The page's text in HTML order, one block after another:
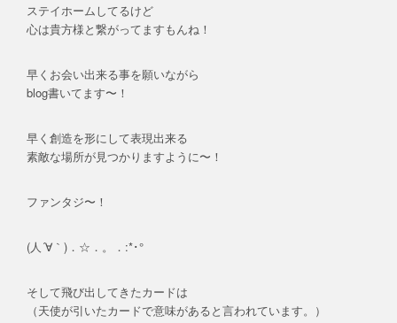
ステイホームしてるけど
心は貴方様と繋がってますもんね！
早くお会い出来る事を願いながら
blog書いてます〜！
早く創造を形にして表現出来る
素敵な場所が見つかりますように〜！
ファンタジ〜！
(人´∀｀)．☆．。．:*･°
そして飛び出してきたカードは
（天使が引いたカードで意味があると言われています。）